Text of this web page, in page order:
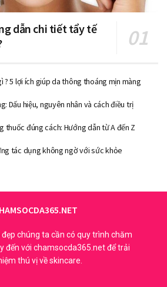
có tác dụng gì?
thức peel da chết ở nhà gồm:
lỗ chân lông
đẩy sự hấp thụ của các sản phẩm
dẫn chi tiết tẩy tế
? 5 lợi ích giúp da thông thoáng mịn màng
Dấu hiệu, nguyên nhân và cách điều trị
thuốc đúng cách: Hướng dẫn từ A đến Z
tác dụng không ngờ với sức khỏe
chúng ta cần có quy trình chăm
đến với chamsocda365.net để trải
thú vị về skincare.